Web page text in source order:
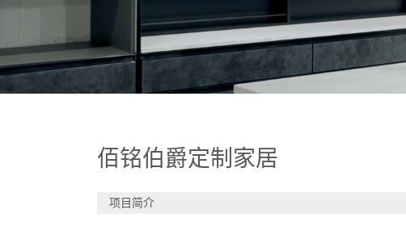
佰铭伯爵定制家居
项目简介